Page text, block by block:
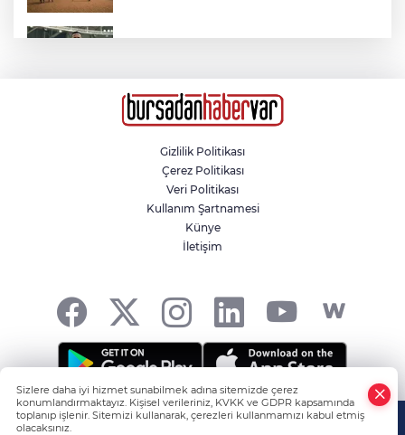
Çoban köpeğini tüfekle vurup sakat
7 yıldır tazminatını alamayan aileden
Ankara Büyükşehir Belediyesi’ne tepki
Gizlilik Politikası
Çerez Politikası
Veri Politikası
Kullanım Şartnamesi
Künye
İletişim
Tüm hakkı saklıdır! -HABER YAZILIMIve TURKTICARET.NET
projesidir Copyright© 2006-2026 Tüm hakları saklıdır.
Sizlere daha iyi hizmet sunabilmek adına sitemizde çerez
konumlandırmaktayız. Kişisel verileriniz, KVKK ve GDPR kapsamında
toplanıp işlenir. Sitemizi kullanarak, çerezleri kullanmamızı kabul etmiş
olacaksınız.